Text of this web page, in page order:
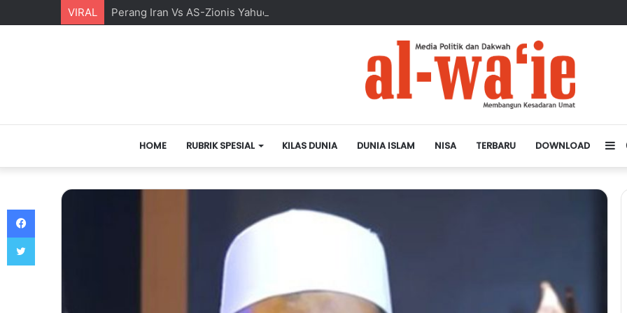
VIRAL Perang Iran Vs AS-Zionis Yahudi dan Masa Depan Dunia Islam
HOME RUBRIK SPESIAL KILAS DUNIA DUNIA ISLAM NISA TERBARU DOWNLOAD